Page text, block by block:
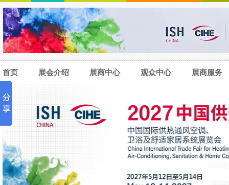
首页 展会介绍 展商中心 观众中心 展商服务